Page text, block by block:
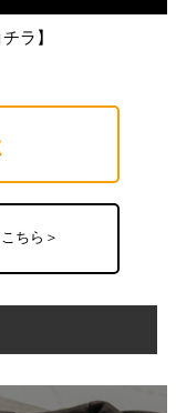
チラ 】
ちら＞